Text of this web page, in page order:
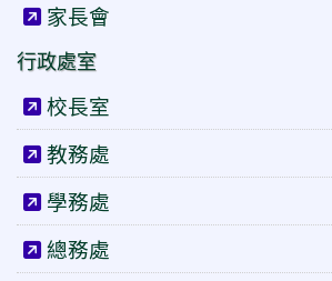
家長會
行政處室
校長室
教務處
學務處
總務處